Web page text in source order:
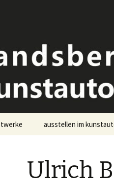
ausstellen im
Ulrich